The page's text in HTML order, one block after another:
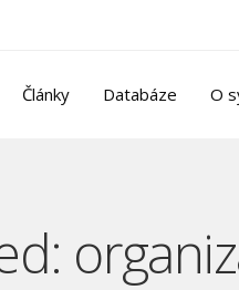
Články Databáze O